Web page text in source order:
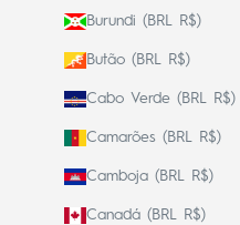
Burundi (BRL R$)
Butão (BRL R$)
Cabo Verde (BRL R$)
Camarões (BRL R$)
Camboja (BRL R$)
Canadá (BRL R$)